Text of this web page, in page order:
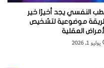
بعد، حوّلت سلالة جديدة
حقن البخار – الحقل إلى
النفسي يجد أخيرًا خير
موضوعية لتشخيص
العقلية
يوليو 1, 2026